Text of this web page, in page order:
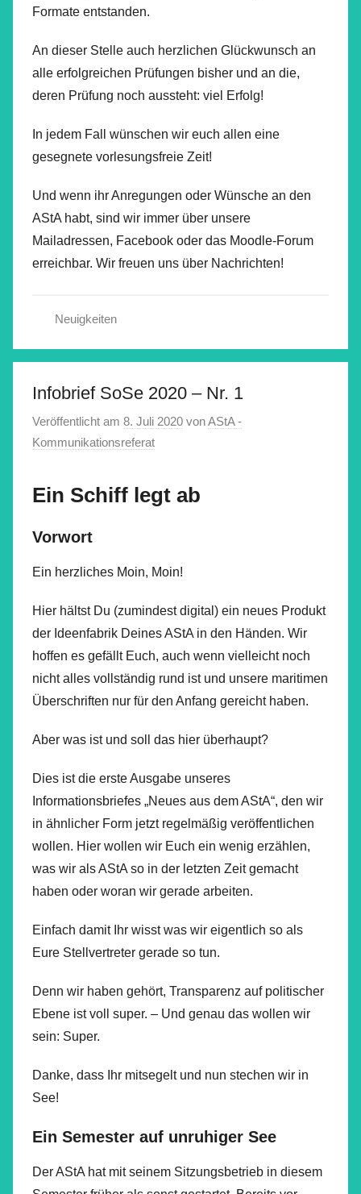
Formate entstanden.
An dieser Stelle auch herzlichen Glückwunsch an
alle erfolgreichen Prüfungen bisher und an die,
deren Prüfung noch aussteht: viel Erfolg!
In jedem Fall wünschen wir euch allen eine
gesegnete vorlesungsfreie Zeit!
Und wenn ihr Anregungen oder Wünsche an den
AStA habt, sind wir immer über unsere
Mailadressen, Facebook oder das Moodle-Forum
erreichbar. Wir freuen uns über Nachrichten!
Neuigkeiten
Infobrief SoSe 2020 – Nr. 1
Veröffentlicht am 8. Juli 2020 vonAStA -
Kommunikationsreferat
Ein Schiff legt ab
Vorwort
Ein herzliches Moin, Moin!
Hier hältst Du (zumindest digital) ein neues Produkt
der Ideenfabrik Deines AStA in den Händen. Wir
hoffen es gefällt Euch, auch wenn vielleicht noch
nicht alles vollständig rund ist und unsere maritimen
Überschriften nur für den Anfang gereicht haben.
Aber was ist und soll das hier überhaupt?
Dies ist die erste Ausgabe unseres
Informationsbriefes „Neues aus dem AStA“, den wir
in ähnlicher Form jetzt regelmäßig veröffentlichen
wollen. Hier wollen wir Euch ein wenig erzählen,
was wir als AStA so in der letzten Zeit gemacht
haben oder woran wir gerade arbeiten.
Einfach damit Ihr wisst was wir eigentlich so als
Eure Stellvertreter gerade so tun.
Denn wir haben gehört, Transparenz auf politischer
Ebene ist voll super. – Und genau das wollen wir
sein: Super.
Danke, dass Ihr mitsegelt und nun stechen wir in
See!
Ein Semester auf unruhiger See
Der AStA hat mit seinem Sitzungsbetrieb in diesem